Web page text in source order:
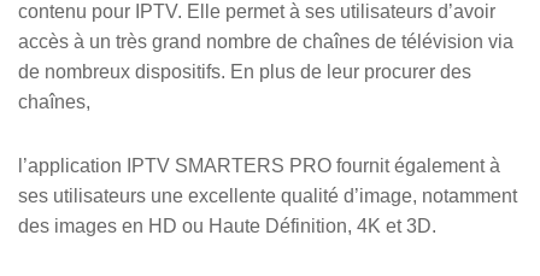
contenu pour IPTV. Elle permet à ses utilisateurs d’avoir
accès à un très grand nombre de chaînes de télévision via
de nombreux dispositifs. En plus de leur procurer des
chaînes,
l’application IPTV SMARTERS PRO fournit également à
ses utilisateurs une excellente qualité d’image, notamment
des images en HD ou Haute Définition, 4K et 3D.